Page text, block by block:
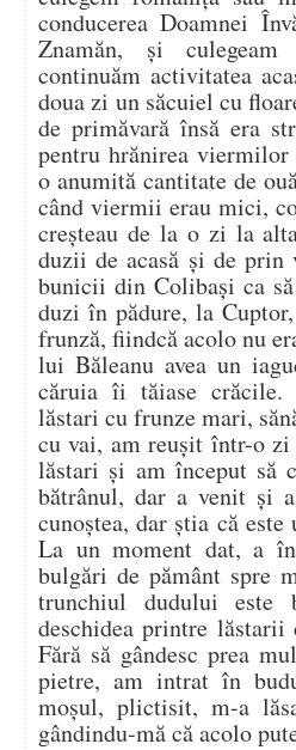
conducerea Doamnei
Znamăn, și
continuăm activitatea
doua zi un săcuiel cu
de primăvară însă era
pentru hrănirea viermilor
o anumită cantitate de
când viermii erau mici,
creșteau de la o zi la
duzii de acasă și de prin
bunicii din Colibași ca
duzi în pădure, la
frunză, fiindcă acolo nu
lui Băleanu avea un
căruia îi tăiase crăcile.
lăstari cu frunze mari,
cu vai, am reușit într-o
lăstari și am început să
bătrânul, dar a venit și
cunoștea, dar știa că
La un moment dat, a
bulgări de pământ spre
trunchiul dudului este
deschidea printre
Fără să gândesc prea
pietre, am intrat în
moșul, plictisit, m-a
gândindu-mă că acolo